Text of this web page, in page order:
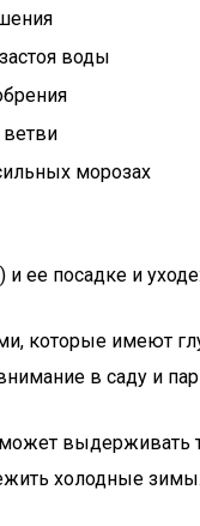
воды
морозах
и ее посадке и уходе:
которые имеют
в саду и
выдерживать
холодные зимы.